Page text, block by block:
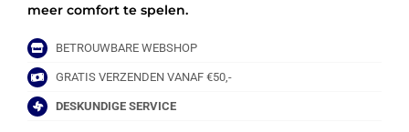
meer comfort te spelen.
BETROUWBARE WEBSHOP
GRATIS VERZENDEN VANAF €50,-
DESKUNDIGE SERVICE